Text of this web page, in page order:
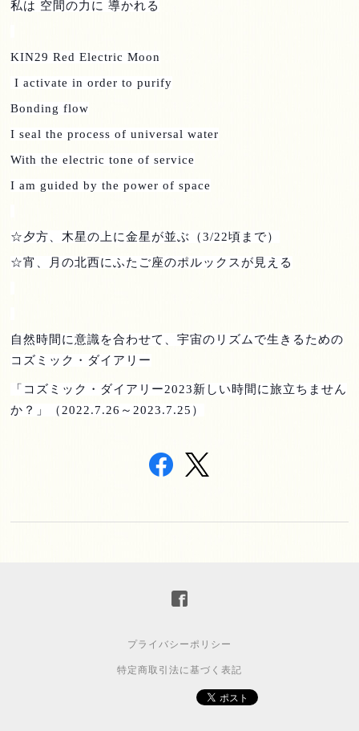
私は 空間の力に 導かれる
KIN29 Red Electric Moon
I activate in order to purify
Bonding flow
I seal the process of universal water
With the electric tone of service
I am guided by the power of space
☆夕方、木星の上に金星が並ぶ（3/22頃まで）
☆宵、月の北西にふたご座のポルックスが見える
自然時間に意識を合わせて、宇宙のリズムで生きるための
コズミック・ダイアリー
「コズミック・ダイアリー2023新しい時間に旅立ちません
か？」（ 2022.7.26 ～ 2023.7.25 ）
プライバシーポリシー
特定商取引法に基づく表記